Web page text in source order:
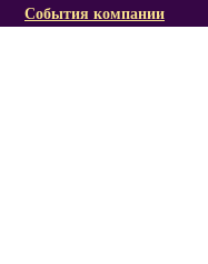
События компании